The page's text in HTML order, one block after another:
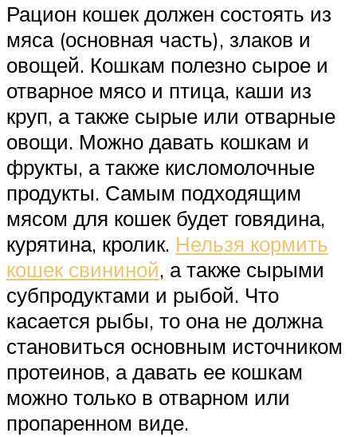
Рацион кошек должен состоять из
мяса (основная часть), злаков и
овощей. Кошкам полезно сырое и
отварное мясо и птица, каши из
круп, а также сырые или отварные
овощи. Можно давать кошкам и
фрукты, а также кисломолочные
продукты. Самым подходящим
мясом для кошек будет говядина,
курятина, кролик. Нельзя кормить
кошек свининой, а также сырыми
субпродуктами и рыбой. Что
касается рыбы, то она не должна
становиться основным источником
протеинов, а давать ее кошкам
можно только в отварном или
пропаренном виде.